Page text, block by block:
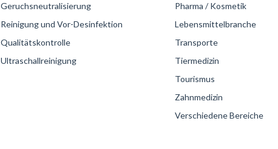
Geruchsneutralisierung
Reinigung und Vor-Desinfektion
Qualitätskontrolle
Ultraschallreinigung
Pharma / Kosmetik
Lebensmittelbranche
Transporte
Tiermedizin
Tourismus
Zahnmedizin
Verschiedene Bereiche